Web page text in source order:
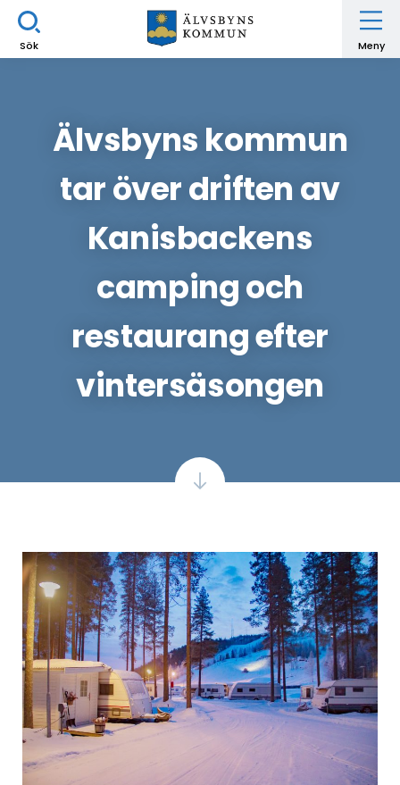
Sök Meny
Älvsbyns kommun
tar över driften av
Kanisbackens
camping och
restaurang efter
vintersäsongen